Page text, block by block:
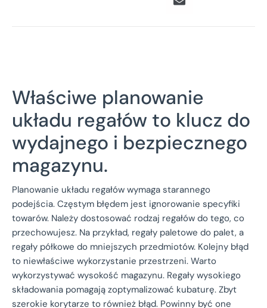
Właściwe planowanie
układu regałów to klucz do
wydajnego i bezpiecznego
magazynu.
Planowanie układu regałów wymaga starannego
podejścia. Częstym błędem jest ignorowanie specyfiki
towarów. Należy dostosować rodzaj regałów do tego, co
przechowujesz. Na przykład, regały paletowe do palet, a
regały półkowe do mniejszych przedmiotów. Kolejny błąd
to niewłaściwe wykorzystanie przestrzeni. Warto
wykorzystywać wysokość magazynu. Regały wysokiego
składowania pomagają zoptymalizować kubaturę. Zbyt
szerokie korytarze to również błąd. Powinny być one